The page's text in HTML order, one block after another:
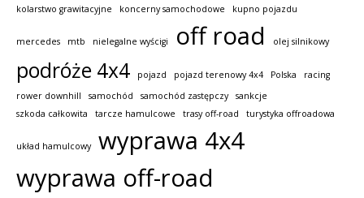
kolarstwo grawitacyjne
koncerny samochodowe kupno pojazdu
mercedes mtb nielegalne wyścigi off road olej silnikowy
podróże 4x4 pojazd pojazd terenowy 4x4 Polska
racing
rower downhill
samochód samochód zastępczy
sankcje
szkoda całkowita
tarcze hamulcowe trasy off-road turystyka offroadowa
układ hamulcowy
wyprawa 4x4
wyprawa off-road